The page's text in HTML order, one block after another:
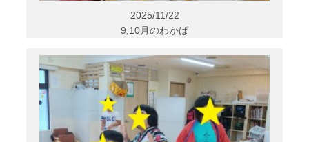
2025/11/22
9,10月のわかば